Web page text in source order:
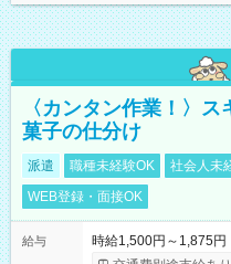
〈カンタン作業！〉
菓子の仕分け
派遣 職種未経験OK 社会人未
WEB登録・面接OK
給与
時給1,500円～1,875円